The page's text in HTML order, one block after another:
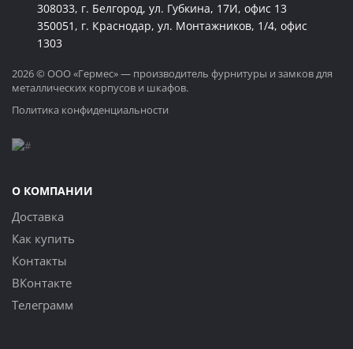
308033, г. Белгород, ул. Губкина, 17И, офис 13
350051, г. Краснодар, ул. Монтажников, 1/4, офис
1303
2026 © ООО «Гермес» — производитель фурнитуры и замков для
металлических корпусов и шкафов.
Политика конфиденциальности
О КОМПАНИИ
Доставка
Как купить
Контакты
ВКонтакте
Телеграмм